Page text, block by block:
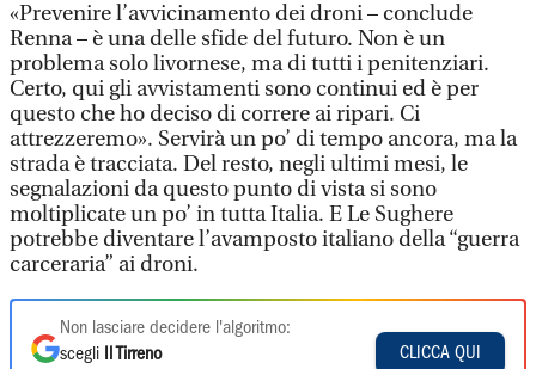
«Prevenire l’avvicinamento dei droni – conclude
Renna – è una delle sfide del futuro. Non è un
problema solo livornese, ma di tutti i penitenziari.
Certo, qui gli avvistamenti sono continui ed è per
questo che ho deciso di correre ai ripari. Ci
attrezzeremo». Servirà un po’ di tempo ancora, ma la
strada è tracciata. Del resto, negli ultimi mesi, le
segnalazioni da questo punto di vista si sono
moltiplicate un po’ in tutta Italia. E Le Sughere
potrebbe diventare l’avamposto italiano della “guerra
carceraria” ai droni.
Non lasciare decidere l'algoritmo:
scegli
Il Tirreno
CLICCA QUI